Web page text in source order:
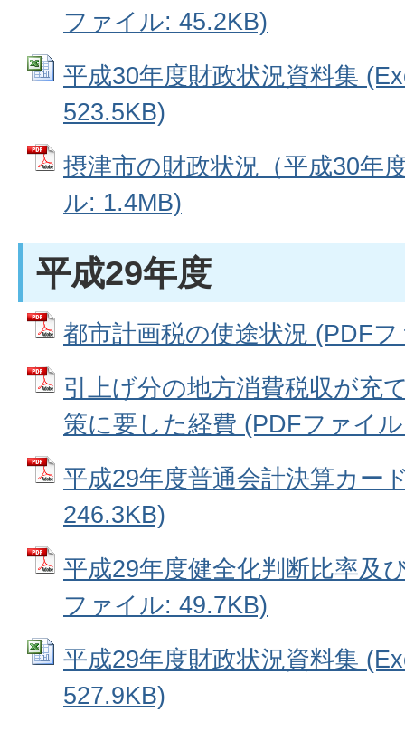
ファイル: 45.2KB)
平成30年度財政状況資料集
523.5KB)
摂津市の財政状況（平成30年
ル: 1.4MB)
平成29年度
都市計画税の使途状況 (PDF
引上げ分の地方消費税収が充
策に要した経費 (PDFファイ
平成29年度普通会計決算カー
246.3KB)
平成29年度健全化判断比率及
ファイル: 49.7KB)
平成29年度財政状況資料集
527.9KB)